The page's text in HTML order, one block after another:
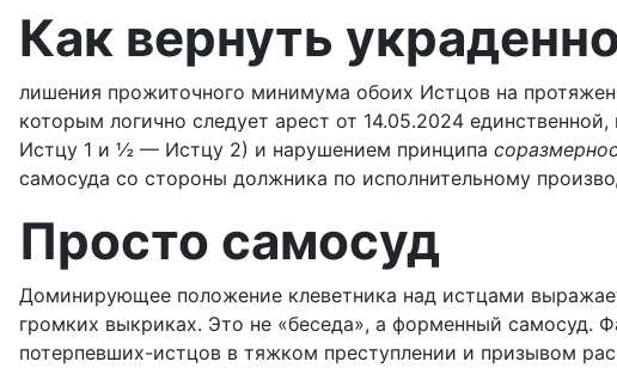
Как вернуть
лишения прожиточного минимума обоих Истцов на
которым логично следует арест от 14.05.2024
Истцу 1 и ½ — Истцу 2) и нарушением принципа
самосуда со стороны должника по исполнительному
Просто самосуд
Доминирующее положение клеветника над истцами
громких выкриках. Это не «беседа», а форменный самосуд.
потерпевших-истцов в тяжком преступлении и призывом